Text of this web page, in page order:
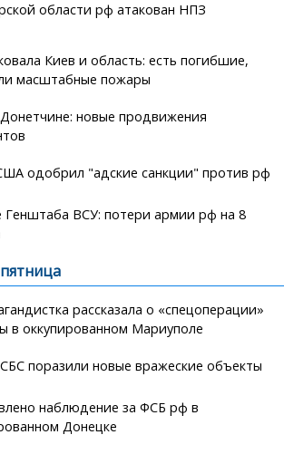
области рф атакован НПЗ
Киев и область: есть погибшие,
масштабные пожары
новые продвижения
одобрил "адские санкции" против рф
Генштаба ВСУ: потери армии рф на 8
пятница
рассказала о «спецоперации»
в оккупированном Мариуполе
поразили новые вражеские объекты
наблюдение за ФСБ рф в
Донецке